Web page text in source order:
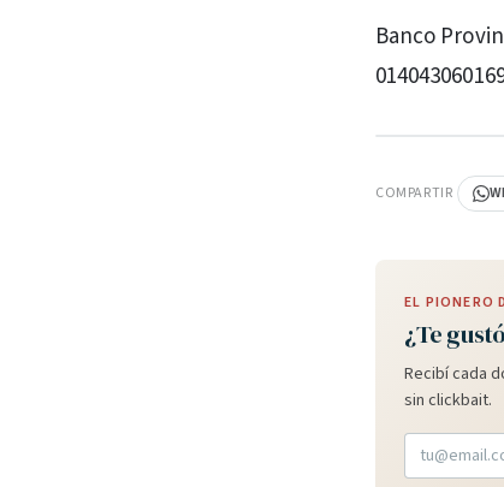
Banco
COMPARTIR
EL PIONERO
¿Te
Recibí cada
sin clickbait.